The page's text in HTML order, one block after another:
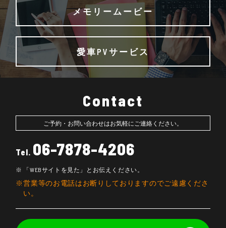
メモリームービー
愛車PVサービス
Contact
ご予約・お問い合わせはお気軽にご連絡ください。
Tel. 06-7878-4206
「WEBサイトを見た」とお伝えください。
営業等のお電話はお断りしておりますのでご遠慮くださ
い。